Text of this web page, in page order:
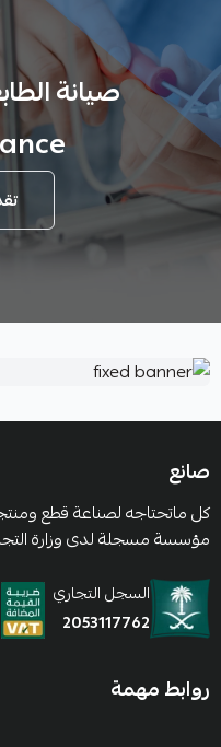
صانع
كل ماتحتاجه لصناعة قطع
مؤسسة مسجلة لدى وزارة التجارة
السجل التجاري
2053117762
روابط مهمة